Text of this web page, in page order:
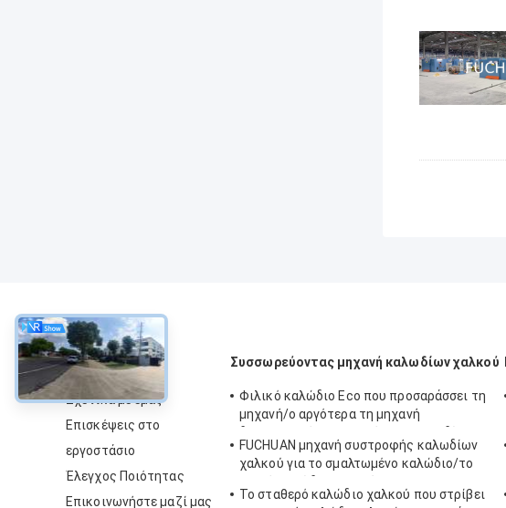
περίπου
Σχετικά με εμάς
Επισκέψεις στο
εργοστάσιο
Έλεγχος Ποιότητας
Επικοινωνήστε μαζί μας
Συσσωρεύοντας μηχανή καλωδίων χαλκού
Φιλικό καλώδιο Eco που προσαράσσει τη
μηχανή/ο αργότερα τη μηχανή
δομών
FUCHUAN μηχανή συστροφής καλωδίων
χαλκού για το σμαλτωμένο καλώδιο/το
Το σταθερό καλώδιο χαλκού που στρίβει